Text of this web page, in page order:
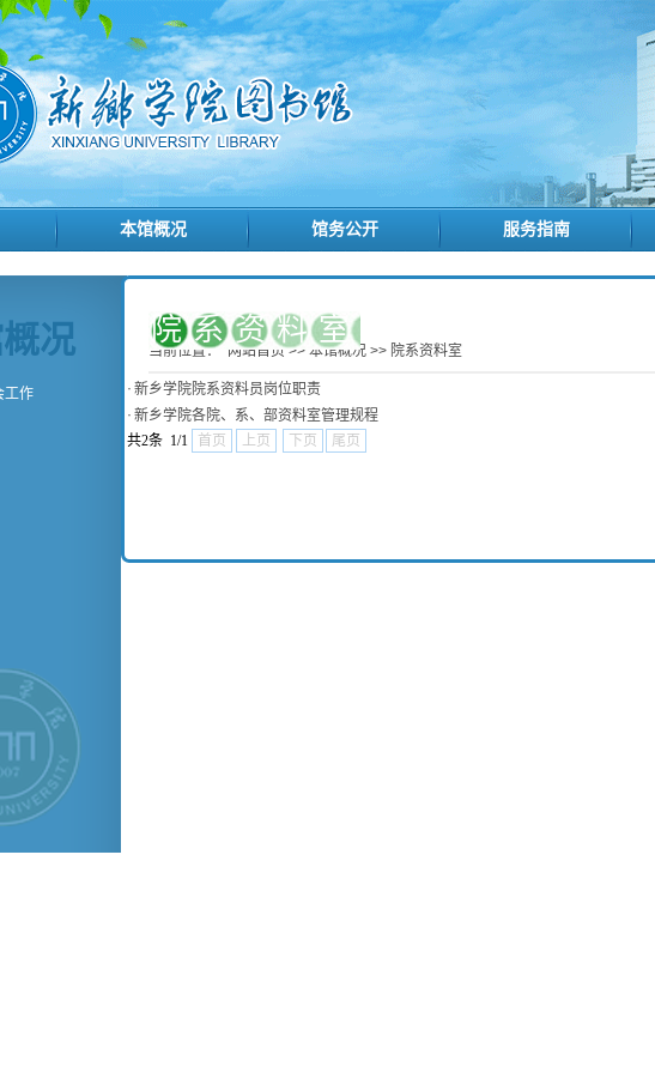
本馆概况 馆务公开 服务指南
况
工作
当前位置： 网站首页 >> 本馆概况 >> 院系资料室
院系资料室
· 新乡学院院系资料员岗位职责
· 新乡学院各院、系、部资料室管理规程
共2条 1/1
首页 上页 下页 尾页